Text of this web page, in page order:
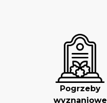
Pogrzeby
wyznaniowe